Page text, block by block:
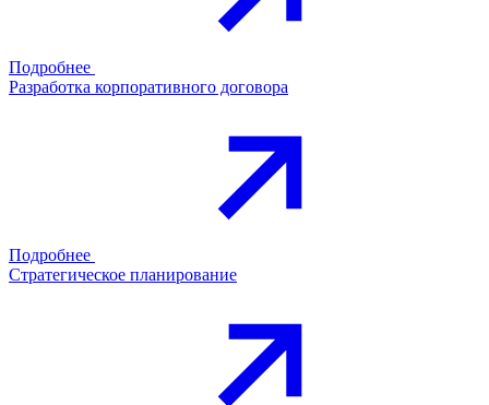
Подробнее
Разработка корпоративного договора
Подробнее
Стратегическое планирование